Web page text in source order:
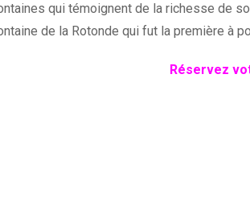
qui témoignent de la richesse de
de la Rotonde qui fut la première à
Réservez